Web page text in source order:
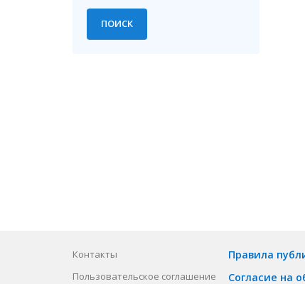
Контакты
Пользовательское соглашение
Правила
Согласие на